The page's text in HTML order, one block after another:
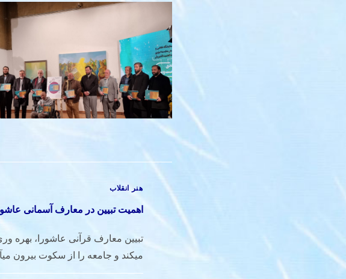
هنر انقلاب
اهمیت تبیین در معارف آسمانی
تبیین معارف قرآنی عاشورا، بهره
میکند و جامعه را از سکوت بیرون